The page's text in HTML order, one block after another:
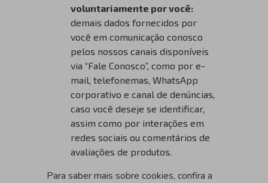
voluntariamente por você:
demais dados fornecidos por
você em comunicação conosco
pelos nossos canais disponíveis
via “Fale Conosco”, como por e-
mail, telefonemas, WhatsApp
corporativo e canal de denúncias,
caso você deseje se identificar,
assim como por interações em
redes sociais ou comentários de
avaliações de produtos.
Para saber mais sobre cookies, confira a